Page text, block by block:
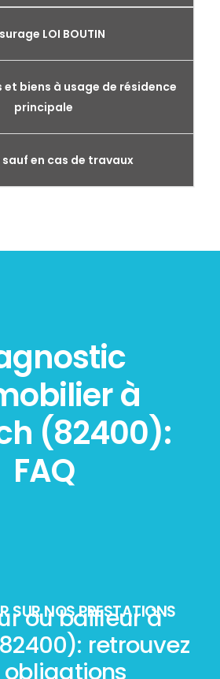
LOI BOUTIN
biens à usage de résidence
principale
en cas de travaux
à
(82400):
FAQ
SUR NOS PRESTATIONS
ou bailleur à
retrouvez
obligations